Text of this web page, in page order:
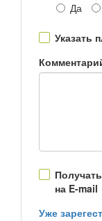
Да
Указать
на E-mail
Уже